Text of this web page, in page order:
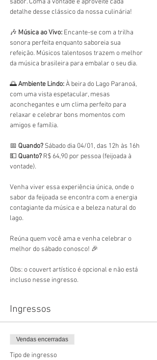
detalhe desse clássico da nossa culinária!
🎶 Música ao Vivo: Encante-se com a trilha
sonora perfeita enquanto saboreia sua
refeição. Músicos talentosos trazem o melhor
da música brasileira para embalar o seu dia.
🌅 Ambiente Lindo: À beira do Lago Paranoá,
com uma vista espetacular, mesas
aconchegantes e um clima perfeito para
relaxar e celebrar bons momentos com
amigos e família.
📅 Quando? Sábado dia 04/01, das 12h às 16h
💵 Quanto? R$ 64,90 por pessoa (feijoada à
vontade).
Venha viver essa experiência única, onde o
sabor da feijoada se encontra com a energia
contagiante da música e a beleza natural do
lago.
Reúna quem você ama e venha celebrar o
melhor do sábado conosco! 🎉
Obs: o couvert artístico é opcional e não está
incluso nesse ingresso.
Ingressos
Vendas encerradas
Tipo de ingresso